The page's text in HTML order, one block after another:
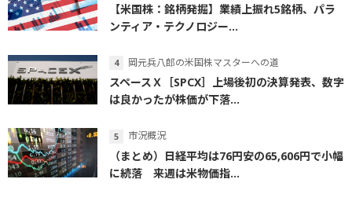
【米国株：銘柄発掘】業績上振れ5銘柄、パラ
ンティア・テクノロジー...
岡元兵八郎の米国株マスターへの道
スペースＸ［SPCX］上場後初の決算発表、数字
は良かったが株価が下落...
市況概況
（まとめ）日経平均は76円安の65,606円で小幅
に続落 来週は米物価指...